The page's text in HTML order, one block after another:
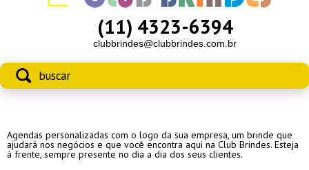
(11) 4323-6394
clubbrindes@clubbrindes.com.br
Agendas personalizadas com o logo da sua empresa, um brinde que
ajudará nos negócios e que você encontra aqui na Club Brindes. Esteja
à frente, sempre presente no dia a dia dos seus clientes.